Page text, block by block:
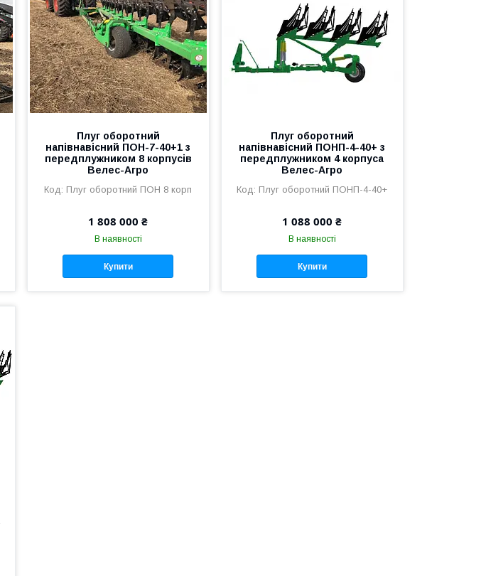
Плуг оборотний
напівнавісний ПОН-7-40+1 з
передплужником 8 корпусів
Велес-Агро
Плуг оборотний ПОН 8 корп
1 808 000 ₴
В наявності
Купити
Плуг оборотний
напівнавісний ПОНП-4-40+ з
передплужником 4 корпуса
Велес-Агро
Плуг оборотний ПОНП-4-40+
1 088 000 ₴
В наявності
Купити